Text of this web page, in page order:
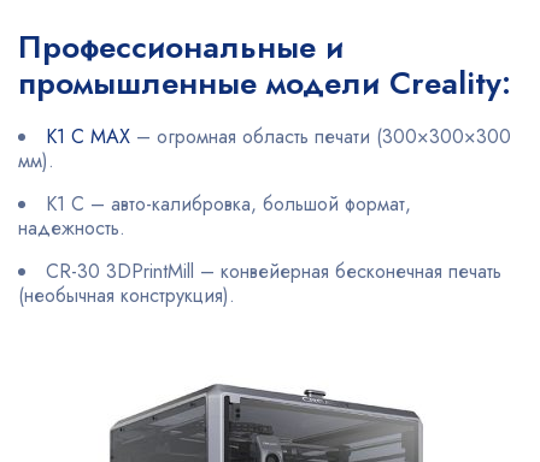
Профессиональные и
промышленные модели Creality:
K1 С MAX – огромная область печати (300×300×300
мм).
K1 С – авто-калибровка, большой формат,
надежность.
CR-30 3DPrintMill – конвейерная бесконечная печать
(необычная конструкция).